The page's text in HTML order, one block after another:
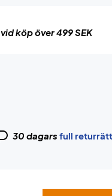
vid köp över 499 SEK
30 dagars full returrätt